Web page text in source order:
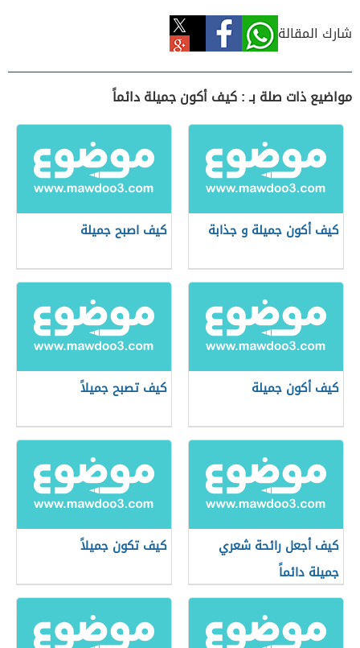
شارك المقالة
مواضيع ذات صلة بـ : كيف أكون جميلة دائماً
كيف أكون جميلة و جذابة كيف اصبح جميلة
كيف أكون جميلة كيف تصبح جميلاً
كيف أجعل رائحة شعري
جميلة دائماً
كيف تكون جميلاً